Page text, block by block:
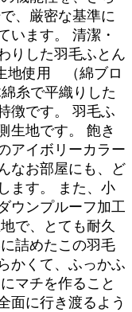
、厳密な基準に
います。 清潔・
りした羽毛ふとん
使用 （綿ブロ
糸で平織りした
徴です。 羽毛ふ
生地です。 飽き
アイボリーカラー
なお部屋にも、ど
ます。 また、小
ウンプルーフ加工
で、とても耐久
詰めたこの羽毛
かくて、ふっかふ
マチを作ること
面に行き渡るよう